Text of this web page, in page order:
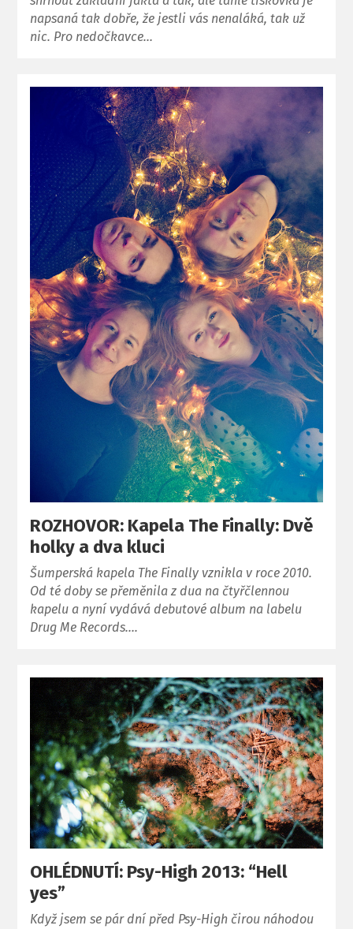
napsaná tak dobře, že jestli vás nenaláká, tak už
nic. Pro nedočkavce…
ROZHOVOR: Kapela The Finally: Dvě
holky a dva kluci
Šumperská kapela The Finally vznikla v roce 2010.
Od té doby se přeměnila z dua na čtyřčlennou
kapelu a nyní vydává debutové album na labelu
Drug Me Records….
OHLÉDNUTÍ: Psy-High 2013: “Hell
yes”
Když jsem se pár dní před Psy-High čirou náhodou